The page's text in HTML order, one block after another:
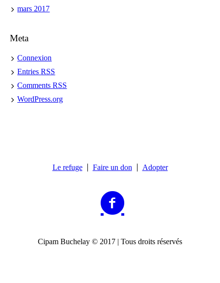
mars 2017
Meta
Connexion
EntriesRSS
CommentsRSS
WordPress.org
Le refuge Faire un don Adopter
Cipam Buchelay © 2017 | Tous droits réservés